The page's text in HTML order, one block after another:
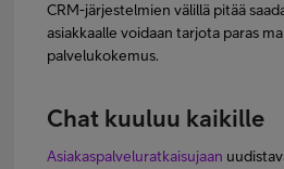
CRM-järjestelmien välillä pitää
asiakkaalle voidaan tarjota paras
palvelukokemus.
Chat kuuluu kaikille
Asiakaspalveluratkaisujaan